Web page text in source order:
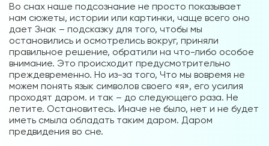
Во снах наше подсознание не просто показывает
нам сюжеты, истории или картинки, чаще всего оно
дает Знак – подсказку для того, чтобы мы
остановились и осмотрелись вокруг, приняли
правильное решение, обратили на что-либо особое
внимание. Это происходит предусмотрительно
преждевременно. Но из-за того, Что мы вовремя не
можем понять язык символов своего «я», его усилия
проходят даром. и так – до следующего раза. Не
летите. Остановитесь. Иначе не было, нет и не будет
иметь смыла обладать таким даром. Даром
предвидения во сне.